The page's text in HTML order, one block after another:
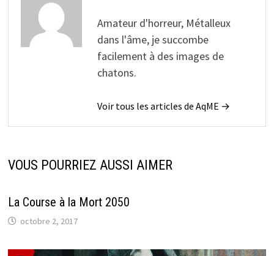
Amateur d'horreur, Métalleux
dans l'âme, je succombe
facilement à des images de
chatons.
Voir tous les articles de AqME →
VOUS POURRIEZ AUSSI AIMER
La Course à la Mort 2050
octobre 2, 2017